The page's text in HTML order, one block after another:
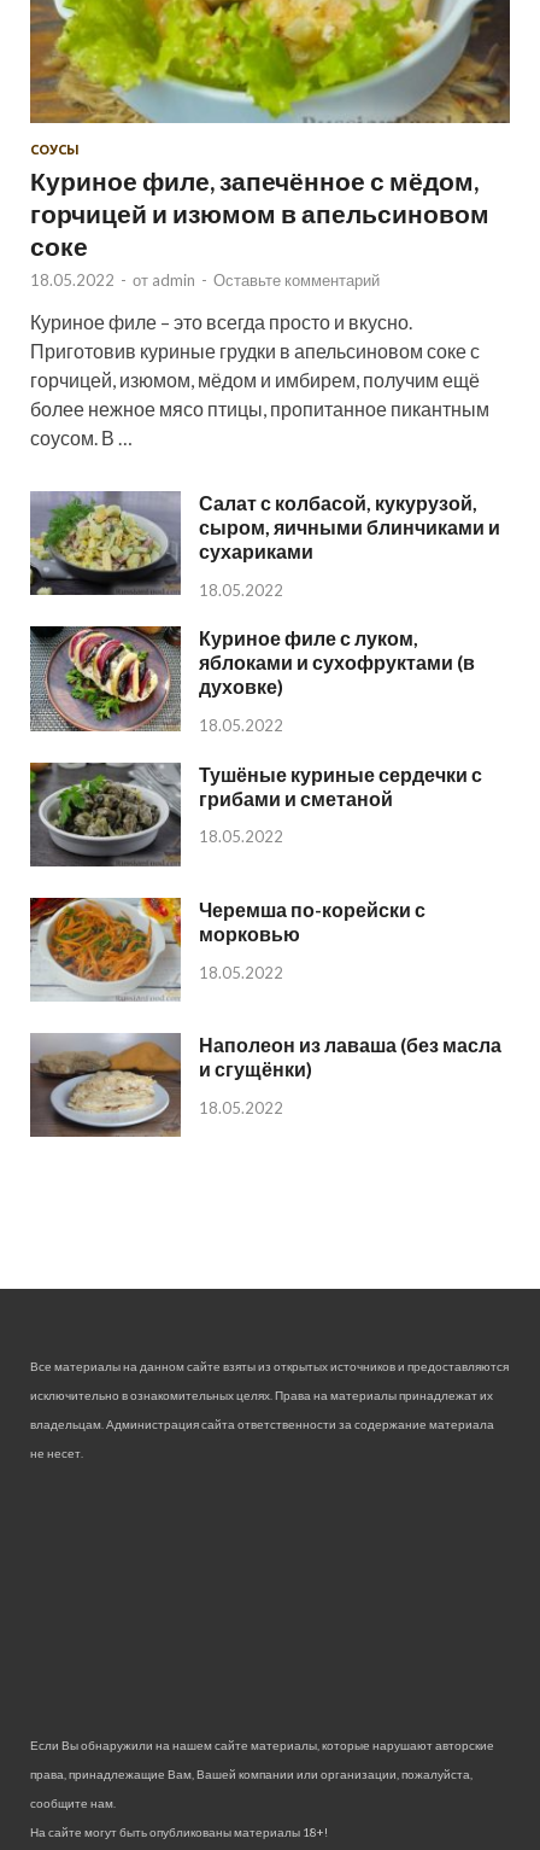
СОУСЫ
Куриное филе, запечённое с мёдом,
горчицей и изюмом в апельсиновом
соке
18.05.2022 - от admin - Оставьте комментарий
Куриное филе – это всегда просто и вкусно.
Приготовив куриные грудки в апельсиновом соке с
горчицей, изюмом, мёдом и имбирем, получим ещё
более нежное мясо птицы, пропитанное пикантным
соусом. В …
Салат с колбасой, кукурузой,
сыром, яичными блинчиками и
сухариками
18.05.2022
Куриное филе с луком,
яблоками и сухофруктами (в
духовке)
18.05.2022
Тушёные куриные сердечки с
грибами и сметаной
18.05.2022
Черемша по-корейски с
морковью
18.05.2022
Наполеон из лаваша (без масла
и сгущёнки)
18.05.2022
Все материалы на данном сайте взяты из открытых источников и предоставляются
исключительно в ознакомительных целях. Права на материалы принадлежат их
владельцам. Администрация сайта ответственности за содержание материала
не несет.
Если Вы обнаружили на нашем сайте материалы, которые нарушают авторские
права, принадлежащие Вам, Вашей компании или организации, пожалуйста,
сообщите нам.
На сайте могут быть опубликованы материалы 18+!